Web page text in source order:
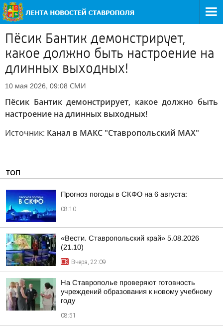
Пёсик Бантик демонстрирует,
какое должно быть настроение на
длинных выходных!
10 мая 2026, 09:08 СМИ
Пёсик Бантик демонстрирует, какое должно быть
настроение на длинных выходных!
Источник: Канал в МАКС "Ставропольский MAX"
ТОП
Прогноз погоды в СКФО на 6 августа:
08:10
«Вести. Ставропольский край» 5.08.2026
(21.10)
Вчера, 22:09
На Ставрополье проверяют готовность
учреждений образования к новому учебному
году
08:51